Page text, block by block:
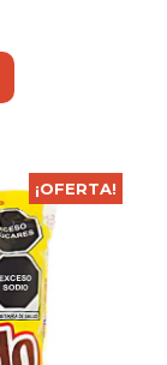
¡OFERTA!